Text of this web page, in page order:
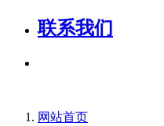
联系我们
网站首页